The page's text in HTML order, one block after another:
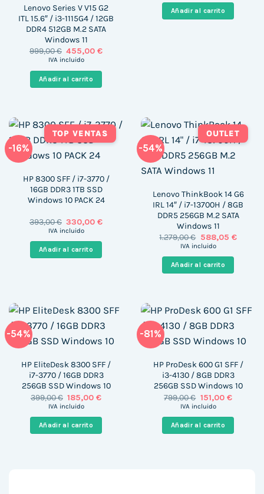
Lenovo Series V V15 G2
ITL 15.6″ / i3-1115G4 / 12GB
DDR4 512GB M.2 SATA
Windows 11
999,00€ El
precio
era:
999,00 €.
455,00€El
IVA incluido
Añadir al carrito
era:
1.752,88 €.
Añadir al carrito
-16%
TOP VENTAS
HP 8300 SFF / i7-3770 /
16GB DDR3 1TB SSD
Windows 10 PACK 24
393,00€ El
precio
era:
393,00 €.
330,00€El
IVA incluido
Añadir al carrito
-54%
OUTLET
Lenovo ThinkBook 14 G6
IRL 14″ / i7-13700H / 8GB
DDR5 256GB M.2 SATA
Windows 11
1.279,00€ El
precio
era:
1.279,00 €.
588,05 €El
IVA incluido
Añadir al carrito
-54%
HP EliteDesk 8300 SFF /
i7-3770 / 16GB DDR3
256GB SSD Windows 10
399,00€ El
precio
era:
399,00 €.
185,00€El
es:
185,00 €.
IVA incluido
Añadir al carrito
-81%
HP ProDesk 600 G1 SFF /
i3-4130 / 8GB DDR3
256GB SSD Windows 10
799,00€ El
precio
era:
799,00 €.
151,00 €El
es:
151,00 €.
IVA incluido
Añadir al carrito